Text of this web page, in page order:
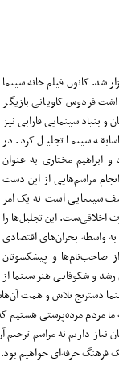
شد. کانون فیلم خانه سینما
فردوس کاویانی بازیگر
و بنیاد سینمایی فارابی نیز
سینما تجلیل کرد. در
ابراهیم‌ مختاری به عنوان
مراسم‌هایی از این دست
سینمایی است نه یک امر
اخلاقی‌ست. این تجلیل‌ها را
به واسطه بحران‌های اقتصادی
صاحب‌نام‌ها و پیشکسوتان
و شکوفایی هنر سینما از
دسترنج تلاش و
مردم مرده‌پرستی هستیم
نیاز داریم نه مراسم
فرهنگ حرفه‌ای خواهیم بود.